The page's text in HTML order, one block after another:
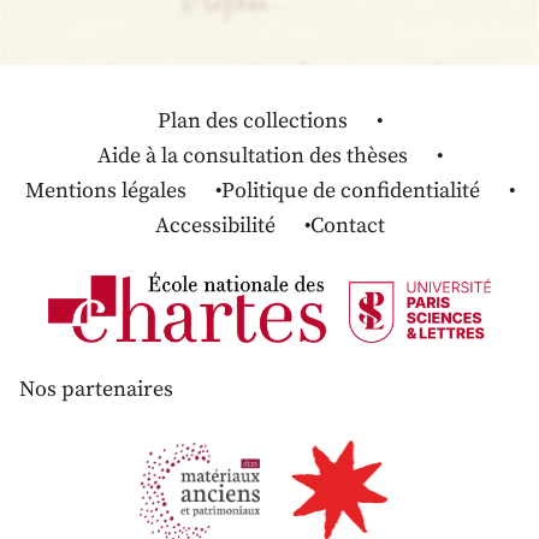
Plan des collections
Aide à la consultation des thèses
Mentions légales
Politique de confidentialité
Accessibilité
Contact
Nos partenaires